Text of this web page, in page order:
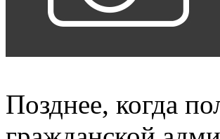
Позднее, когда